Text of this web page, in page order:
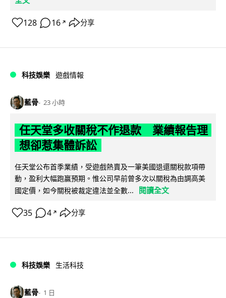
128 16 ↗ 分享
科技娛樂 遊戲情報
藍骨 23 小時
任天堂多收關稅不作退款 業績報告理
想卻惹集體訴訟
任天堂公布首季業績，受遊戲熱賣及一筆美國退還關稅款項帶
動，盈利大幅跑贏預期。惟公司早前曾多次以關稅為由調高美
國定價，如今關稅被裁定違法並全數...
閱讀全文
35 4 ↗ 分享
科技娛樂 生活科技
藍骨 1 日